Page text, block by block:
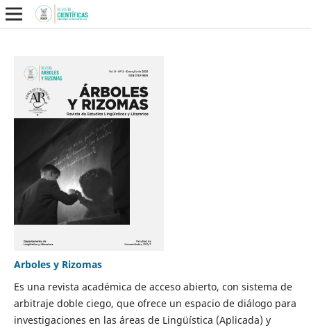
Arboles y Rizomas
Es una revista académica de acceso abierto, con sistema de
arbitraje doble ciego, que ofrece un espacio de diálogo para
investigaciones en las áreas de Lingüística (Aplicada) y